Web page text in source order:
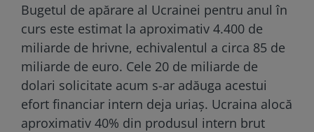
Bugetul de apărare al Ucrainei pentru anul în
curs este estimat la aproximativ 4.400 de
miliarde de hrivne, echivalentul a circa 85 de
miliarde de euro. Cele 20 de miliarde de
dolari solicitate acum s-ar adăuga acestui
efort financiar intern deja uriaș. Ucraina alocă
aproximativ 40% din produsul intern brut